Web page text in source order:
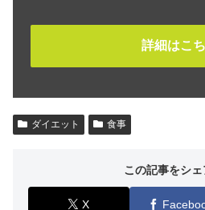
詳細はこ
ダイエット 食事
この記事をシェ
X